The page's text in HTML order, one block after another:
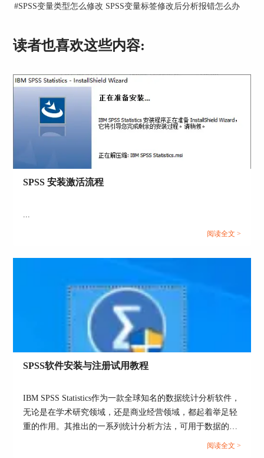
3、插入变量。如果想添加新的变量，可以将光标
定位在空白区域，并点击鼠标右键，使用其中的
图4：自定义变量名称
#SPSS变量类型怎么修改 SPSS变量标签修改后分析报错怎么办
读者也喜欢这些内容:
SPSS 安装激活流程
阅读全文 >
SPSS软件安装与注册试用教程
IBM SPSS Statistics作为一款全球知名的数据统计分析软件，
无论是在学术研究领域，还是商业经营领域，都起着举足轻
重的作用。其推出的一系列统计分析方法，可用于数据的分
阅读全文 >